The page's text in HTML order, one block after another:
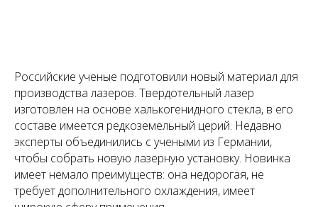
Российские ученые подготовили новый материал для
производства лазеров. Твердотельный лазер
изготовлен на основе халькогенидного стекла, в его
составе имеется редкоземельный церий. Недавно
эксперты объединились с учеными из Германии,
чтобы собрать новую лазерную установку. Новинка
имеет немало преимуществ: она недорогая, не
требует дополнительного охлаждения, имеет